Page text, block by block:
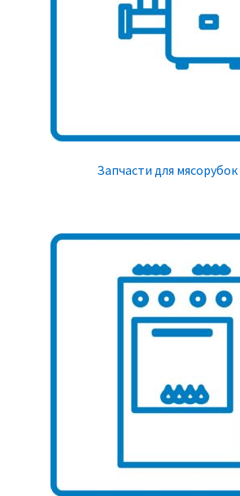
Запчасти для мясорубок